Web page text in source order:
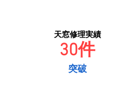
天窓修理実績
30件
突破